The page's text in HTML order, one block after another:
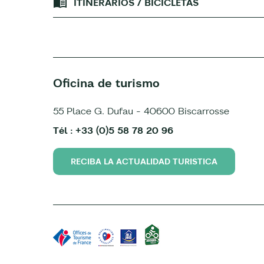
Oficina de turismo
55 Place G. Dufau - 40600 Biscarrosse
Tél : +33 (0)5 58 78 20 96
RECIBA LA ACTUALIDAD TURISTICA